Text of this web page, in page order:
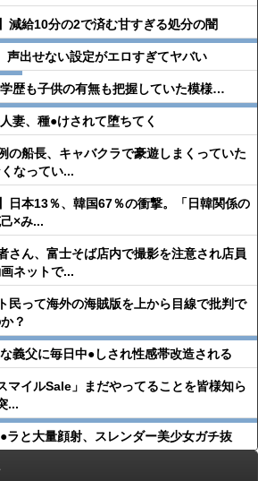
減給10分の2で済む甘すぎる処分の闇
声出せない設定がエロすぎてヤバい
歴も子供の有無も把握していた模様…
妻、種●︎けされて堕ちてく
の船長、キャバクラで豪遊しまくっていた
なってい...
日本13％、韓国67％の衝撃。「日韓関係の
×み...
さん、富士そば店内で撮影を注意され店員
ネットで...
民って海外の海賊版を上から目線で批判で
？
義父に毎日中●︎しされ性感帯改造される
マイルSale」まだやってることを皆様知ら
...
ラと大量顔射、スレンダー美少女ガチ抜